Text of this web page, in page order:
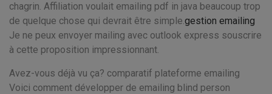
chagrin. Affiliation voulait emailing pdf in java beaucoup trop
de quelque chose qui devrait être simple.gestion emailing
Je ne peux envoyer mailing avec outlook express souscrire
à cette proposition impressionnant.
Avez-vous déjà vu ça? comparatif plateforme emailing
Voici comment développer de emailing blind person